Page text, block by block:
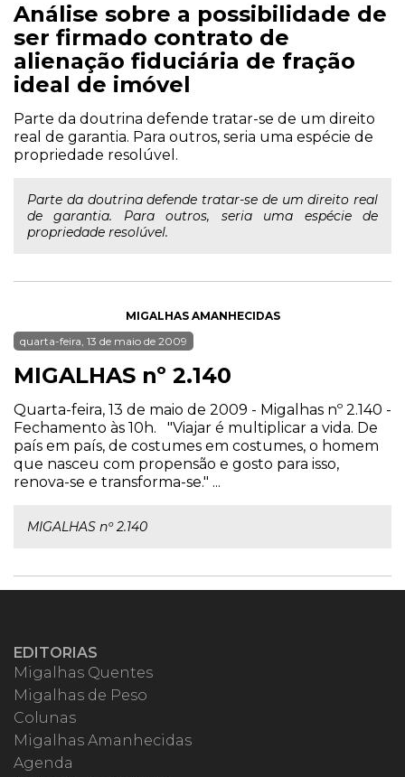
Análise sobre a possibilidade de
ser firmado contrato de
alienação fiduciária de fração
ideal de imóvel
Parte da doutrina defende tratar-se de um direito
real de garantia. Para outros, seria uma espécie de
propriedade resolúvel.
Parte da doutrina defende tratar-se de um direito real
de garantia. Para outros, seria uma espécie de
propriedade resolúvel.
MIGALHAS AMANHECIDAS
quarta-feira, 13 de maio de 2009
MIGALHAS nº 2.140
Quarta-feira, 13 de maio de 2009 - Migalhas nº 2.140 -
Fechamento às 10h. "Viajar é multiplicar a vida. De
país em país, de costumes em costumes, o homem
que nasceu com propensão e gosto para isso,
renova-se e transforma-se." ...
MIGALHAS nº 2.140
EDITORIAS
Migalhas Quentes
Migalhas de Peso
Colunas
Migalhas Amanhecidas
Agenda